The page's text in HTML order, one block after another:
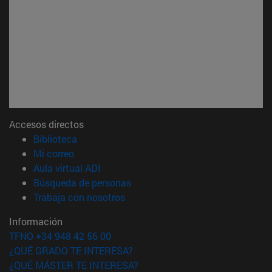
Accesos directos
Biblioteca
Mi correo(abre en nueva ventana)
Aula virtual ADI
Búsqueda de personas(abre en nueva ventana)
Trabaja con nosotros(abre en nueva ventana)
Información
TFNO +34 948 42 56 00
¿QUÉ GRADO TE INTERESA?
¿QUÉ MÁSTER TE INTERESA?